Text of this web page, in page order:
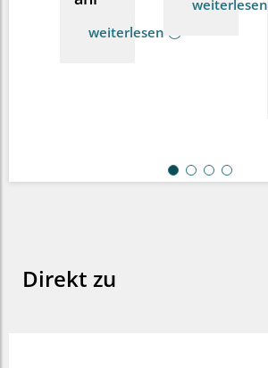
weiterlesen
weiterlesen
Direkt zu